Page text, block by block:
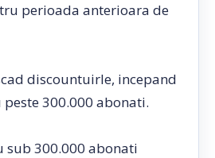
perioada anterioara de
discountuirle, incepand
300.000 abonati.
sub 300.000 abonati